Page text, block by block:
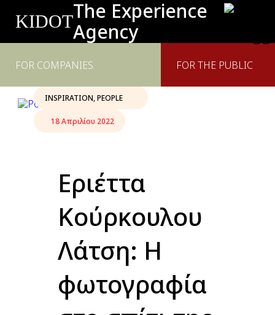
KIDOTThe Experience
Agency
FOR COMPANIES FOR THE PUBLIC
INSPIRATION,PEOPLE
18 Απριλίου 2022
Εριέττα
Κούρκουλου
Λάτση: Η
φωτογραφία